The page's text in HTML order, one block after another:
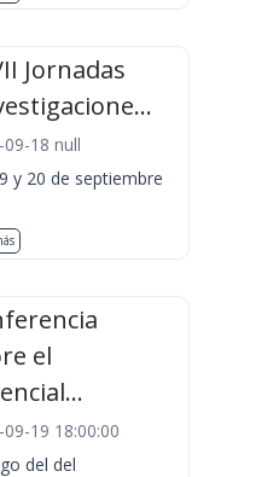
Jornadas
09-18 null
y 20 de septiembre
el
09-19 18:00:00
del del